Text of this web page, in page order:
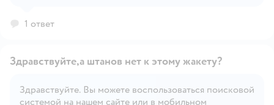
активность ребенка и т.д.
1 ответ
Здравствуйте,а штанов нет к этому жакету?
Здравствуйте. Вы можете воспользоваться поисковой
системой на нашем сайте или в мобильном